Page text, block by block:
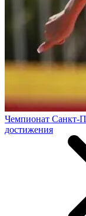
Чемпионат Санкт-
достижения